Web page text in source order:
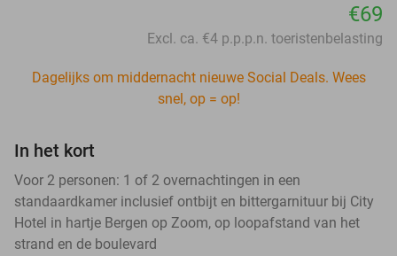
€69
Excl. ca. €4 p.p.p.n. toeristenbelasting
Dagelijks om middernacht nieuwe Social Deals. Wees
snel, op = op!
In het kort
Voor 2 personen: 1 of 2 overnachtingen in een
standaardkamer inclusief ontbijt en bittergarnituur bij City
Hotel in hartje Bergen op Zoom, op loopafstand van het
strand en de boulevard